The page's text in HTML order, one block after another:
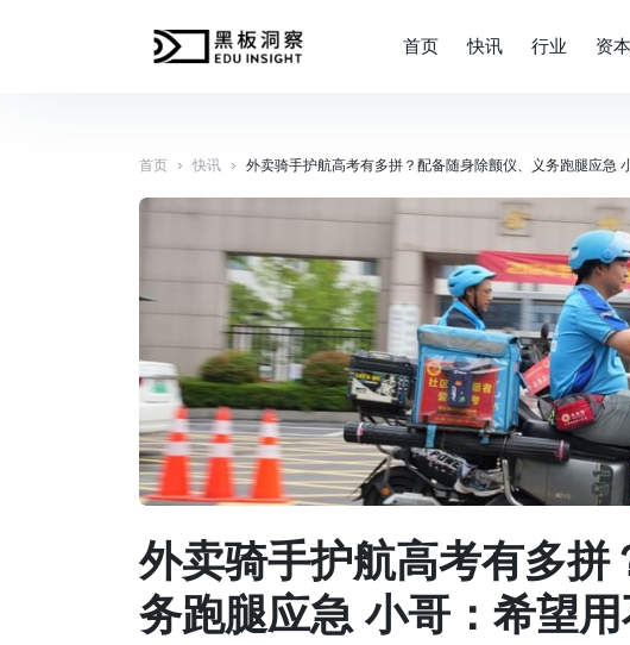
首页 快讯 行业 资本
首页 › 快讯 › 外卖骑手护航高考有多拼？配备随身除颤仪、义务跑腿应急
外卖骑手护航高考有多拼
务跑腿应急 小哥：希望用